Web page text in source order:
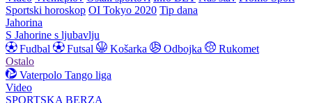
Sportski horoskop OI Tokyo 2020 Tip dana
Jahorina
S Jahorine s ljubavlju
Fudbal
Futsal Košarka Odbojka
Rukomet
Ostalo
Vaterpolo Tango liga
Video
SPORTSKA BERZA